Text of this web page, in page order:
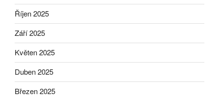
Říjen 2025
Září 2025
Květen 2025
Duben 2025
Březen 2025